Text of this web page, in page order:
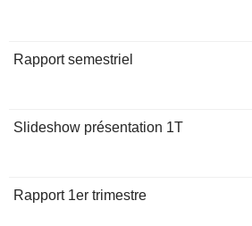
Rapport semestriel
Slideshow présentation 1T
Rapport 1er trimestre